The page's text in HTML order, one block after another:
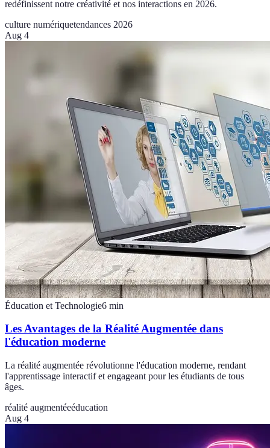
redéfinissent notre créativité et nos interactions en 2026.
culture numériquetendances 2026
Aug 4
Éducation et Technologie6 min
Les Avantages de la Réalité Augmentée dans
l'éducation moderne
La réalité augmentée révolutionne l'éducation moderne, rendant
l'apprentissage interactif et engageant pour les étudiants de tous
âges.
réalité augmentéeéducation
Aug 4